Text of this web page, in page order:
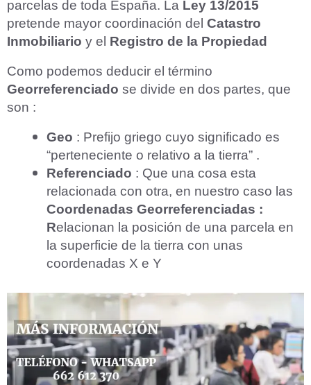
parcelas de toda España. La Ley 13/2015
pretende mayor coordinación del Catastro
Inmobiliario y el Registro de la Propiedad
Como podemos deducir el término
Georreferenciado se divide en dos partes, que
son :
Geo : Prefijo griego cuyo significado es
“perteneciente o relativo a la tierra” .
Referenciado : Que una cosa esta
relacionada con otra, en nuestro caso las
Coordenadas Georreferenciadas :
Relacionan la posición de una parcela en
la superficie de la tierra con unas
coordenadas X e Y